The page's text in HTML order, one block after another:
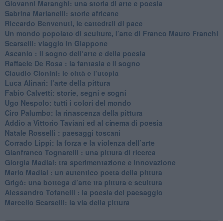
​Giovanni Maranghi: una storia di arte e poesia
Sabrina Marianelli: storie africane
​Riccardo Benvenuti, le cattedrali di pace
​Un mondo popolato di sculture, l’arte di Franco Mauro Franchi
​Scarselli: viaggio in Giappone
​Ascanio : il sogno dell’arte e della poesia
Raffaele De Rosa : la fantasia e il sogno
​Claudio Cionini: le città e l’utopia
Luca Alinari: l’arte della pittura
​Fabio Calvetti: storie, segni e sogni
Ugo Nespolo: tutti i colori del mondo
​Ciro Palumbo: la rinascenza della pittura
​Addio a Vittorio Taviani ed al cinema di poesia
​Natale Rosselli : paesaggi toscani
​Corrado Lippi: la forza e la violenza dell’arte
Gianfranco Tognarelli : una pittura di ricerca
Giorgia Madiai: tra sperimentazione e innovazione
Mario Madiai : un autentico poeta della pittura
Grigò: una bottega d’arte tra pittura e scultura
Alessandro Tofanelli : la poesia del paesaggio
​Marcello Scarselli: la via della pittura